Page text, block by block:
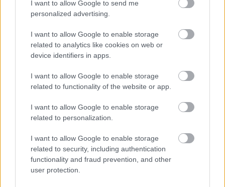
I want to allow Google to send me
personalized advertising.
I want to allow Google to enable storage
related to analytics like cookies on web or
device identifiers in apps.
I want to allow Google to enable storage
related to functionality of the website or app.
I want to allow Google to enable storage
related to personalization.
I want to allow Google to enable storage
related to security, including authentication
functionality and fraud prevention, and other
user protection.